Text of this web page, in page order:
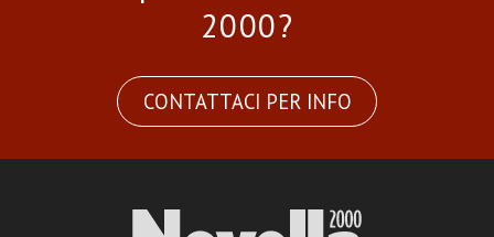
2000?
CONTATTACI PER INFO